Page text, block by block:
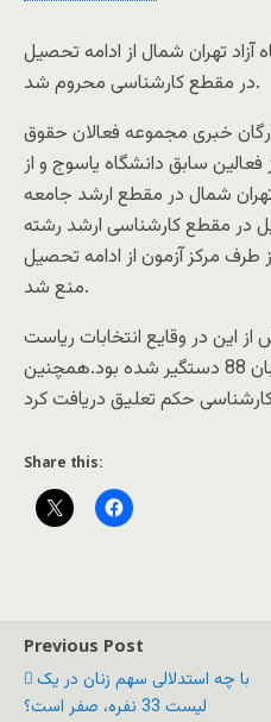
تهران شمال از ادامه تحصیل
در مقطع کارشناسی محروم شد.
ارگان خبری مجموعه فعالان حقوق
سابق دانشگاه یاسوج و از
شمال در مقطع ارشد جامعه
در مقطع کارشناسی ارشد رشته
مرکز آزمون از ادامه تحصیل
منع شد.
این در وقایع انتخابات ریاست
جمهوری 88 دوبار در خرداد و آبان 88 دستگیر شده بود.همچنین
Share this:
Previous Post
با چه استدلالی سهم زنان در یک
لیست 33 نفره، صفر است؟